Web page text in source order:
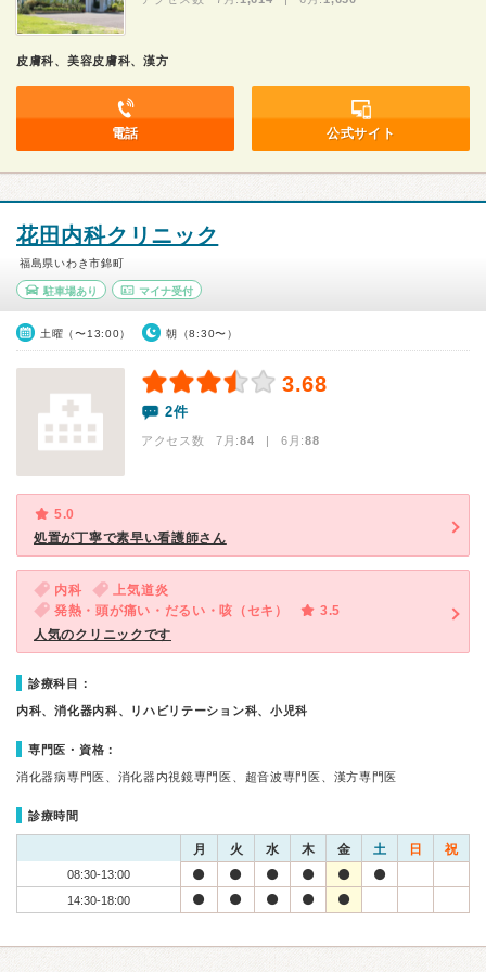
皮膚科、美容皮膚科、漢方
電話 公式サイト
花田内科クリニック
福島県いわき市錦町
駐車場あり マイナ受付
土曜（〜13:00） 朝（8:30〜）
3.68
2件
アクセス数 7月:84 | 6月:88
5.0
処置が丁寧で素早い看護師さん
内科
上気道炎
発熱・頭が痛い・だるい・咳（セキ）
3.5
人気のクリニックです
診療科目：
内科、消化器内科、リハビリテーション科、小児科
専門医・資格：
消化器病専門医、消化器内視鏡専門医、超音波専門医、漢方専門医
診療時間
月 火 水 木 金 土 日 祝
08:30-13:00
14:30-18:00